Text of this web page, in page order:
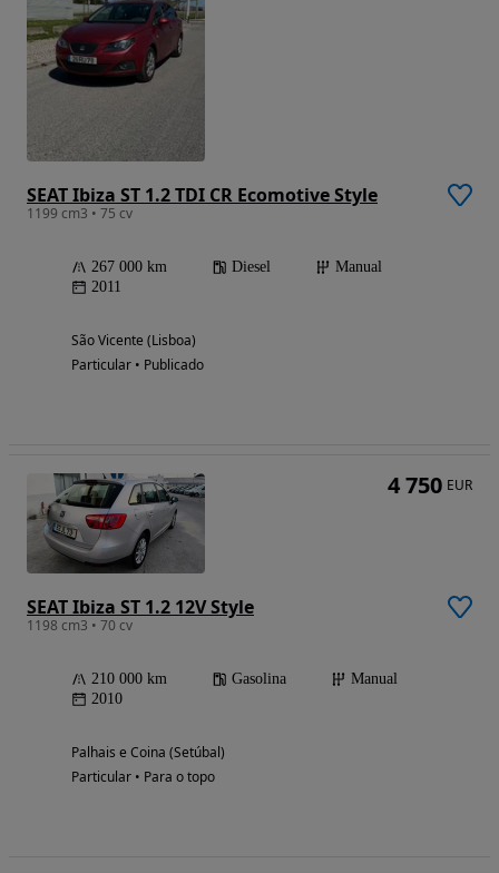
SEAT Ibiza ST 1.2 TDI CR Ecomotive Style
1199 cm3 • 75 cv
267 000 km Diesel
Manual
2011
São Vicente (Lisboa)
Particular • Publicado
SEAT Ibiza ST 1.2 12V Style
1198 cm3 • 70 cv
210 000 km Gasolina
Manual
2010
Palhais e Coina (Setúbal)
Particular • Para o topo
4 750 EUR